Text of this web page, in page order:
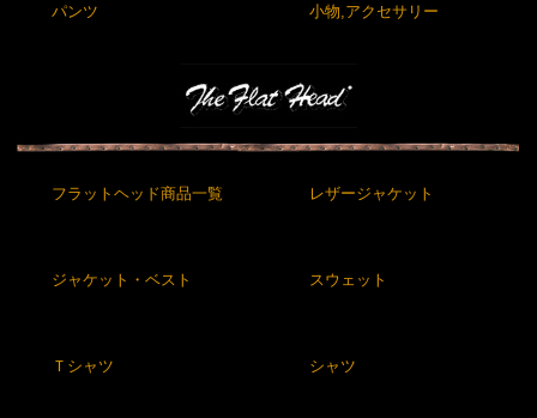
パンツ 小物,アクセサリー
フラットヘッド商品一覧 レザージャケット
ジャケット・ベスト スウェット
Ｔシャツ シャツ